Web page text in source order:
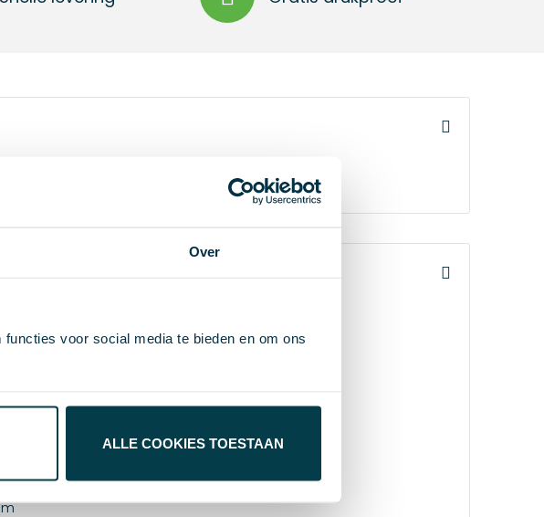
Over
voor social media te bieden en om ons
ALLE COOKIES TOESTAAN
in een